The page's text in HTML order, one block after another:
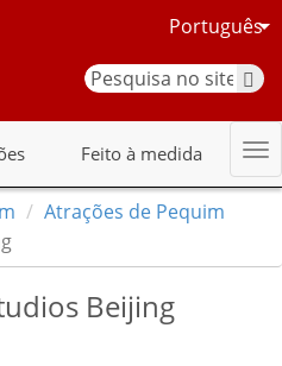
Português
Feito à medida
Atrações de Pequim
Beijing